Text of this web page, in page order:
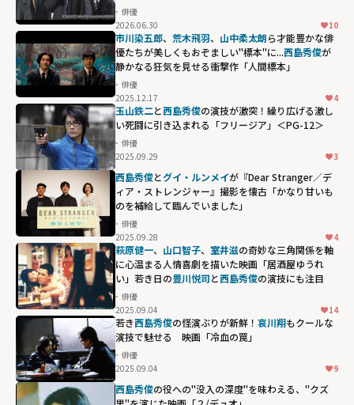
イル」
俳優
2026.06.30
10
西島秀俊が静か
なる狂気を見せ
る衝撃作「人間
標本」"
width="304"
height="203"
loading="lazy"
fetchpriority="h
igh">
市川染五郎、 荒木飛羽、 山中柔太朗ら才能豊かな俳
優たちが美しくもおぞましい"標本"に...西島秀俊が
静かなる狂気を見せる衝撃作「人間標本」
俳優
2025.12.17
4
玉山鉄二と西島秀俊の演技が激突！繰り広げる激し
い死闘に引き込まれる「フリージア」＜PG-12＞
俳優
2025.09.29
3
西島秀俊とグイ・ルンメイが『Dear Stranger／デ
ィア・ストレンジャー』撮影を懐古「かなり甘いも
のを補給して臨んでいました」
俳優
2025.09.28
4
萩原健一、 山口智子、 室井滋の奇妙な三角関係を軸
に心温まる人情喜劇を描いた映画「居酒屋ゆうれ
い」若き日の豊川悦司と西島秀俊の演技にも注目
俳優
2025.09.04
14
若き西島秀俊の怪演ぶりが新鮮！ 哀川翔もクールな
演技で魅せる 映画「冷血の罠」
俳優
2025.09.04
9
西島秀俊の役への"没入の深度"を味わえる、"クズ